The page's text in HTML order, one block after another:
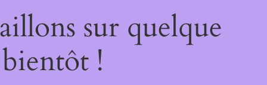
sur quelque
!